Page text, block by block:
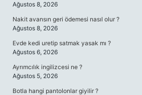
Ağustos 8, 2026
Nakit avansın geri ödemesi nasıl olur ?
Ağustos 8, 2026
Evde kedi uretip satmak yasak mı ?
Ağustos 6, 2026
Ayrımcılık ingilizcesi ne ?
Ağustos 5, 2026
Botla hangi pantolonlar giyilir ?